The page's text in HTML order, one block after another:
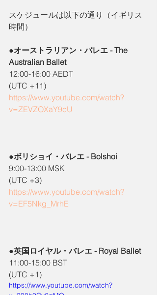
スケジュールは以下の通り（イギリス
時間）
●オーストラリアン・バレエ - The
Australian Ballet
12:00-16:00 AEDT
(UTC +11)
https://www.youtube.com/watch?
v=ZEVZOXaY9cU
●ボリショイ・バレエ - Bolshoi
9:00-13:00 MSK
(UTC +3)
https://www.youtube.com/watch?
v=EF5Nkg_MrhE
●英国ロイヤル・バレエ - Royal Ballet
11:00-15:00 BST
(UTC +1)
https://www.youtube.com/watch?